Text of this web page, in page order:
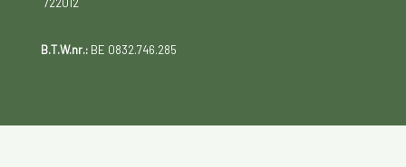
B.T.W.nr.:BE 0832.746.285